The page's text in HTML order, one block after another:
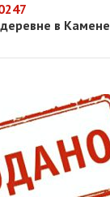
в